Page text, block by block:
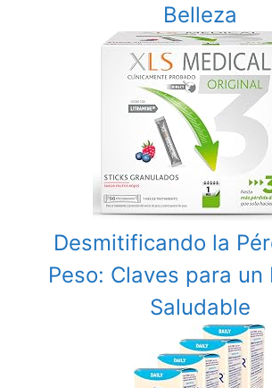
Belleza
Desmitificando la
Peso: Claves para un
Saludable